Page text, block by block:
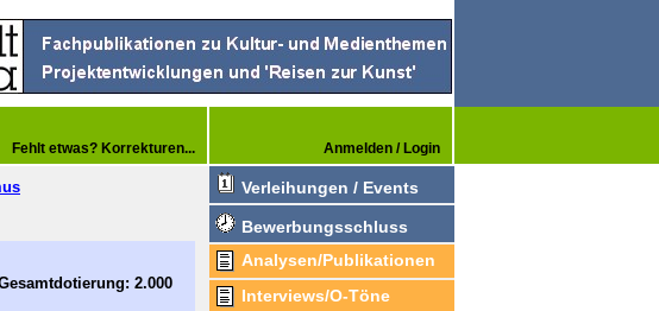
Fehlt etwas? Korrekturen... Anmelden / Login
2.000
Verleihungen / Events
Bewerbungsschluss
Analysen/Publikationen
Interviews/O-Töne